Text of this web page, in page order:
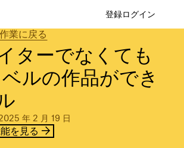
登録ログイン
業に戻る
ターでなくても
ルの作品ができ
年 2 月 19 日
を見る